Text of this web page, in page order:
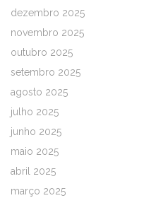
dezembro 2025
novembro 2025
outubro 2025
setembro 2025
agosto 2025
julho 2025
junho 2025
maio 2025
abril 2025
março 2025